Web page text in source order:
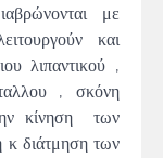
με
και
λιπαντικού ,
, σκόνη
κίνηση των
κ διάτμηση των